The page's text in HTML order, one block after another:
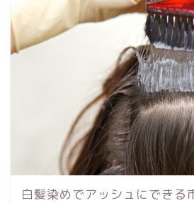
白髪染めでアッシュにできる